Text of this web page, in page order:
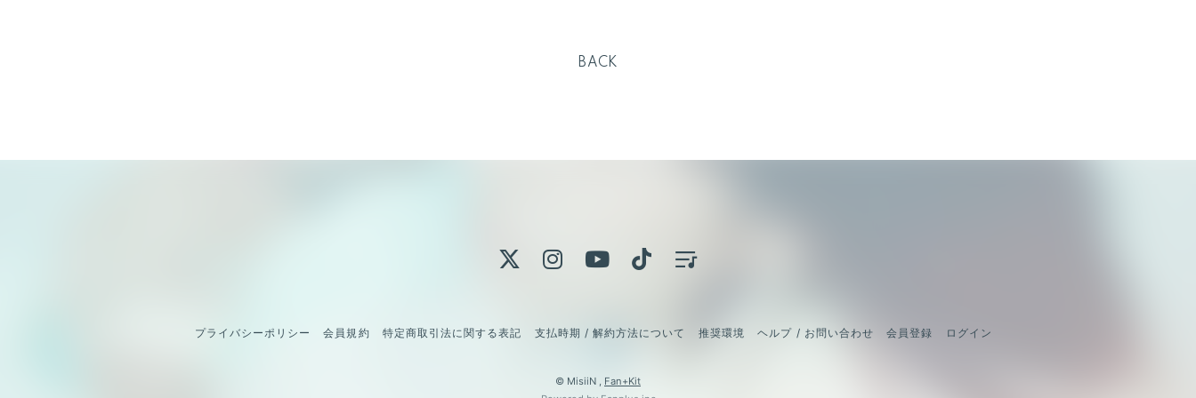
BACK
プライバシーポリシー 会員規約 特定商取引法に関する表記 支払時期 / 解約方法について 推奨環境 ヘルプ / お問い合わせ 会員登録 ログイン
© MisiiN , Fan+Kit